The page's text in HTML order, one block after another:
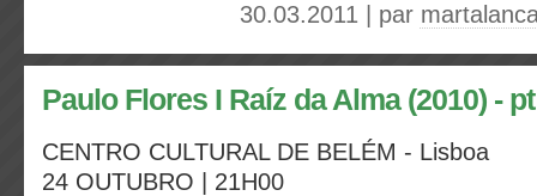
30.03.2011 | par
Paulo Flores I Raíz da Alma (2010) - pt
CENTRO CULTURAL DE BELÉM - Lisboa
24 OUTUBRO | 21H00